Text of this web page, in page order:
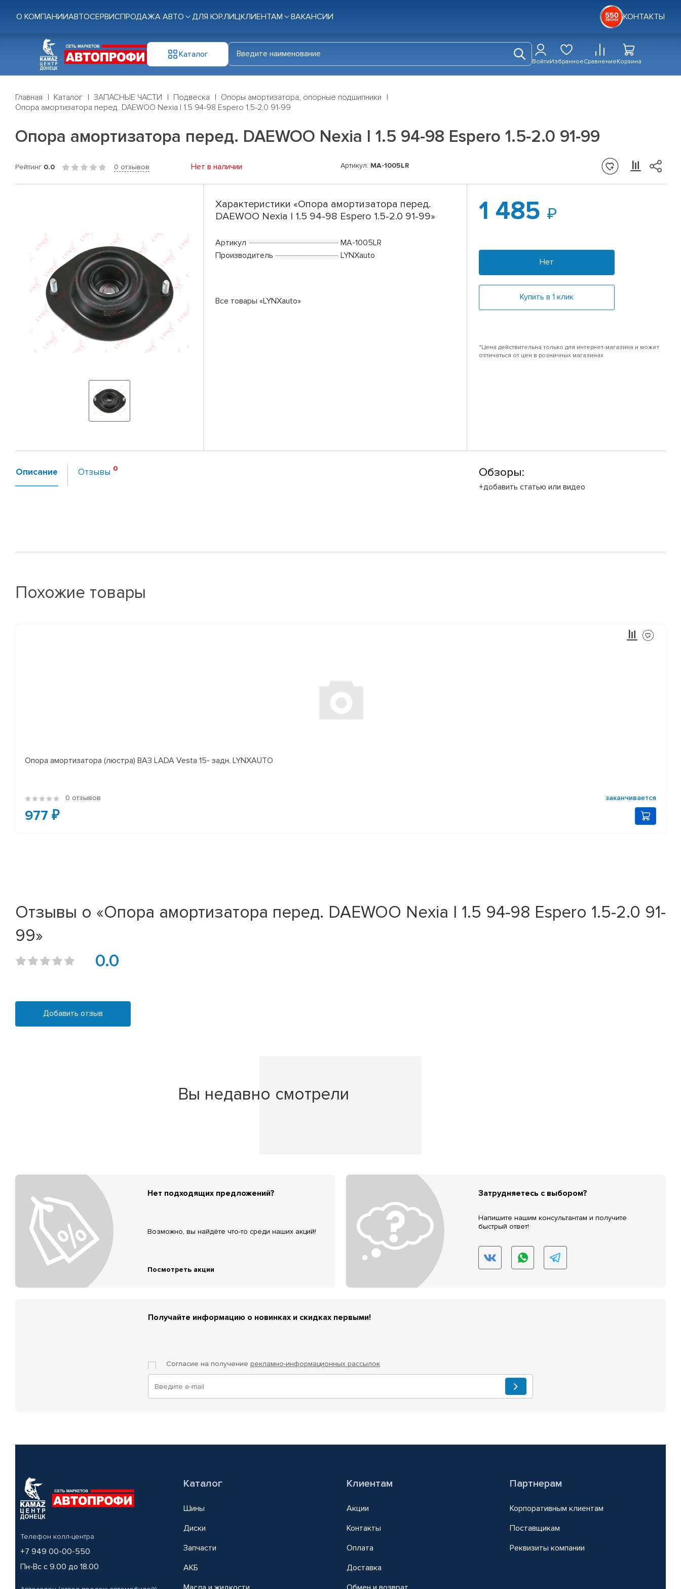
О КОМПАНИИАВТОСЕРВИСПРОДАЖА АВТО ДЛЯ ЮР.ЛИЦКЛИЕНТАМ ВАКАНСИИ КОНТАКТЫ
Каталог
ВойтиИзбранноеСравнениеКорзина
Главная Каталог ЗАПАСНЫЕ ЧАСТИ Подвеска
Опоры амортизатора, опорные подшипники
Опора амортизатора перед. DAEWOO Nexia I 1.5 94-98 Espero 1.5-2.0 91-99
Опора амортизатора перед. DAEWOO Nexia I 1.5 94-98 Espero 1.5-2.0 91-99
Рейтинг 0.0 0 отзывов Нет в наличии Артикул: MA-1005LR
Характеристики «Опора амортизатора перед.
DAEWOO Nexia I 1.5 94-98 Espero 1.5-2.0 91-99»
Артикул
MA-1005LR
Производитель
LYNXauto
Все товары «LYNXauto»
1 485
Нет
Купить в 1 клик
*Цена действительна только для интернет-магазина и может
отличаться от цен в розничных магазинах
Описание Отзывы Обзоры:
+добавить статью или видео
Похожие товары
Опора амортизатора (люстра) ВАЗ LADA Vesta 15- задн. LYNXAUTO
0 отзывов заканчивается
977 ₽
Отзывы о «Опора амортизатора перед. DAEWOO Nexia I 1.5 94-98 Espero 1.5-2.0 91-
99»
0.0
Добавить отзыв
Вы недавно смотрели
Нет подходящих предложений?
Возможно, вы найдёте что-то среди наших акций!
Посмотреть акции
Затрудняетесь с выбором?
Напишите нашим консультантам и получите
быстрый ответ!
Получайте информацию о новинках и скидках первыми!
Согласие на получение рекламно-информационных рассылок
Телефон колл-центра
+7 949 00-00-550
Пн-Вс с 9.00 до 18.00
Каталог
Шины
Диски
Запчасти
АКБ
Клиентам
Акции
Контакты
Оплата
Доставка
Партнерам
Корпоративным клиентам
Поставщикам
Реквизиты компании